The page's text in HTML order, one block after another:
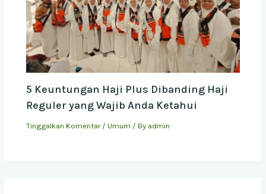
5 Keuntungan Haji Plus Dibanding Haji
Reguler yang Wajib Anda Ketahui
Tinggalkan Komentar /Umum / By admin